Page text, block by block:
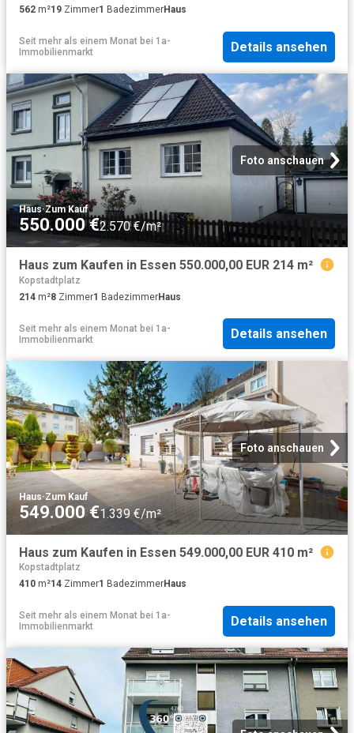
562 m²19 Zimmer1 BadezimmerHaus
Seit mehr als einem Monat bei 1a-
Immobilienmarkt
Details ansehen
Foto anschauen
Haus·Zum Kauf
550.000 €2.570 €/m²
Haus zum Kaufen in Essen 550.000,00 EUR 214 m²
Kopstadtplatz
214 m²8 Zimmer1 BadezimmerHaus
Seit mehr als einem Monat bei 1a-
Immobilienmarkt
Details ansehen
Foto anschauen
Haus·Zum Kauf
549.000 €1.339 €/m²
Haus zum Kaufen in Essen 549.000,00 EUR 410 m²
Kopstadtplatz
410 m²14 Zimmer1 BadezimmerHaus
Seit mehr als einem Monat bei 1a-
Immobilienmarkt
Details ansehen